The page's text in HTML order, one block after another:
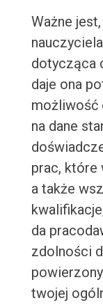
Ważne
dotycząca
daje ona
możliwość
na dane
prac, które
a także
da
zdolności
twojej